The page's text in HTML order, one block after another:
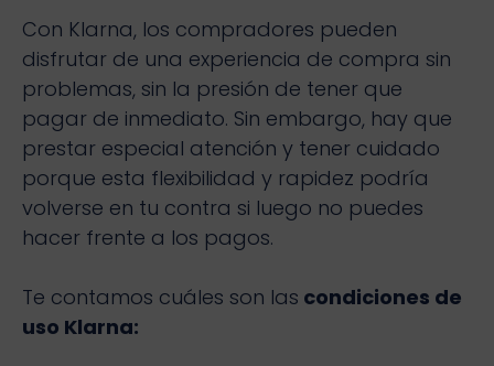
Con Klarna, los compradores pueden
disfrutar de una experiencia de compra sin
problemas, sin la presión de tener que
pagar de inmediato. Sin embargo, hay que
prestar especial atención y tener cuidado
porque esta flexibilidad y rapidez podría
volverse en tu contra si luego no puedes
hacer frente a los pagos.
Te contamos cuáles son las condiciones de
uso Klarna: